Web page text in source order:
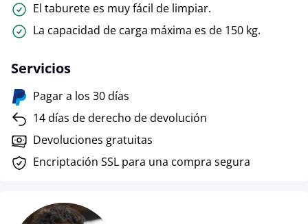
El taburete es muy fácil de limpiar.
La capacidad de carga máxima es de 150 kg.
Servicios
Pagar a los 30 días
14 días de derecho de devolución
Devoluciones gratuitas
Encriptación SSL para una compra segura